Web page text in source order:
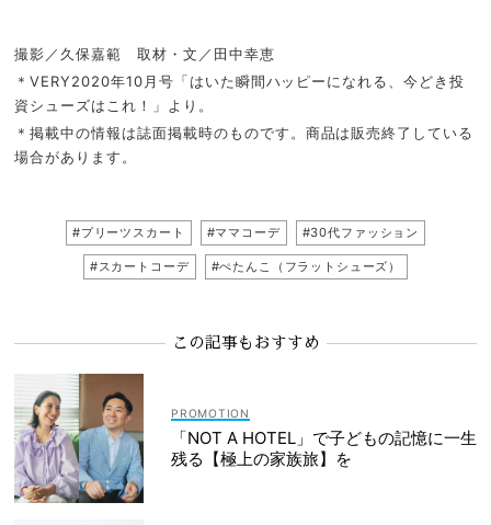
撮影／久保嘉範 取材・文／田中幸恵
＊VERY2020年10月号「はいた瞬間ハッピーになれる、今どき投
資シューズはこれ！」より。
＊掲載中の情報は誌面掲載時のものです。商品は販売終了している
場合があります。
#プリーツスカート #ママコーデ #30代ファッション
#スカートコーデ #ぺたんこ（フラットシューズ）
この記事もおすすめ
「NOT A HOTEL」で子どもの記憶に一生
残る【極上の家族旅】を